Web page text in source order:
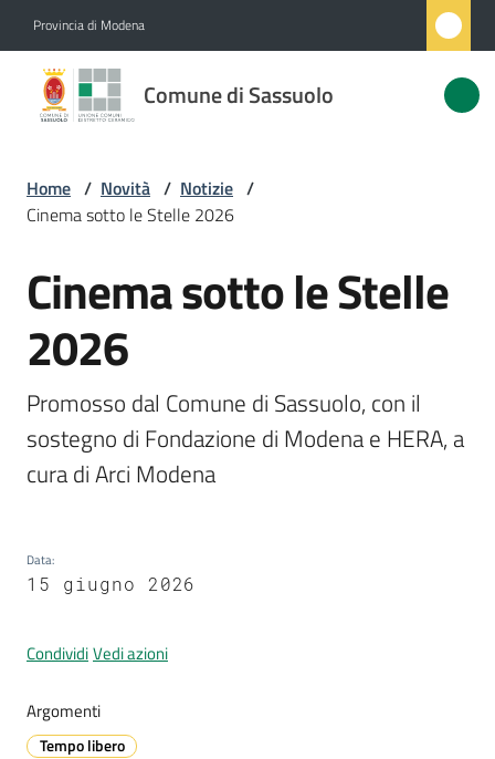
Provincia di Modena
Comune di Sassuolo
Comune
di
Novità
Servizi
Vivere
Sassuolo
A
e
t
a
Home / Novità / Notizie /
Cinema sotto le Stelle 2026
Salta al contenuto
Cinema sotto le Stelle
2026
Promosso dal Comune di Sassuolo, con il
sostegno di Fondazione di Modena e HERA, a
cura di Arci Modena
Data:
15 giugno 2026
CondividiVedi azioni
Argomenti
Tempo libero